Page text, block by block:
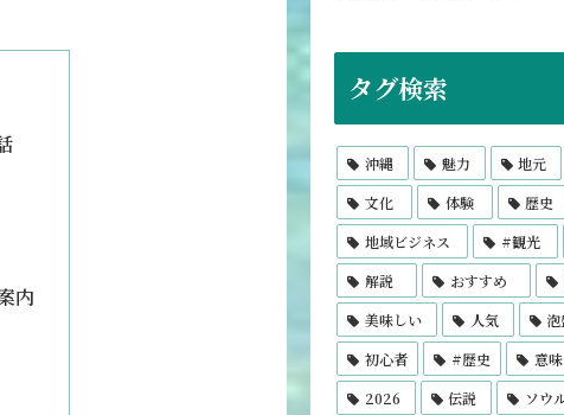
内
タグ検索
沖縄 魅力 地元
文化
体験 歴史
地域ビジネス
#観光
解説
おすすめ
美味しい
人気
初心者
#歴史 意味
2026
伝説 ソウ